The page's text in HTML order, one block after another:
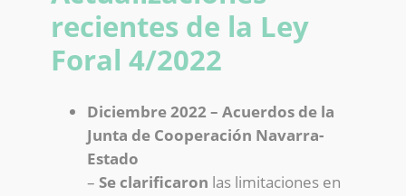
recientes de la Ley
Foral 4/2022
Diciembre 2022 – Acuerdos de la
Junta de Cooperación Navarra-
Estado
– Se clarificaron las limitaciones en